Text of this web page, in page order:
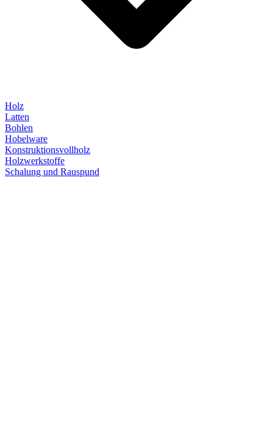
Holz
Latten
Bohlen
Hobelware
Konstruktionsvollholz
Holzwerkstoffe
Schalung und Rauspund